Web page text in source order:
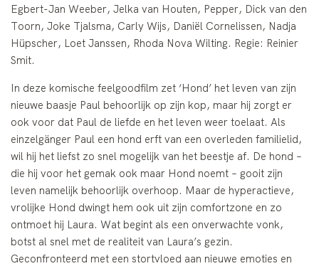
Egbert-Jan Weeber, Jelka van Houten, Pepper, Dick van den
Toorn, Joke Tjalsma, Carly Wijs, Daniël Cornelissen, Nadja
Hüpscher, Loet Janssen, Rhoda Nova Wilting. Regie: Reinier
Smit.
In deze komische feelgoodfilm zet ‘Hond’ het leven van zijn
nieuwe baasje Paul behoorlijk op zijn kop, maar hij zorgt er
ook voor dat Paul de liefde en het leven weer toelaat. Als
einzelgänger Paul een hond erft van een overleden familielid,
wil hij het liefst zo snel mogelijk van het beestje af. De hond –
die hij voor het gemak ook maar Hond noemt – gooit zijn
leven namelijk behoorlijk overhoop. Maar de hyperactieve,
vrolijke Hond dwingt hem ook uit zijn comfortzone en zo
ontmoet hij Laura. Wat begint als een onverwachte vonk,
botst al snel met de realiteit van Laura’s gezin.
Geconfronteerd met een stortvloed aan nieuwe emoties en